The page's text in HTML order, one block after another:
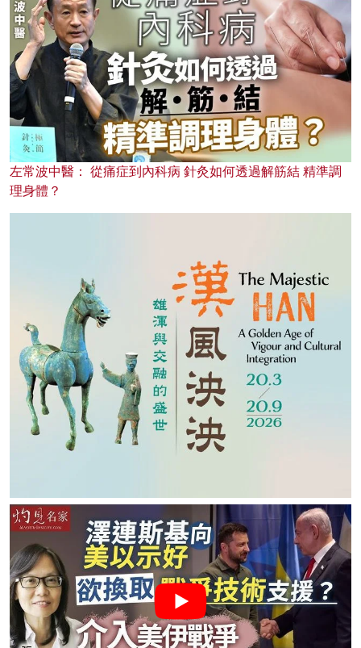
左常波中醫： 從痛症到內科病 針灸如何透過解筋結 精準調
理身體？